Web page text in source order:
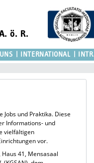
ö. R.
INTERNATIONAL
und Praktika. Diese
Informations- und
vielfältigen
vor.
41, Mensasaal